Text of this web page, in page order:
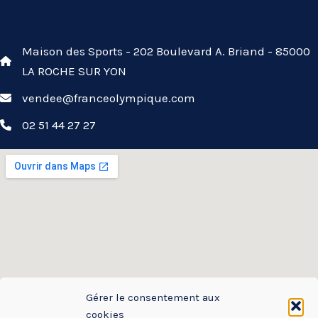
Gérer le consentement aux
cookies
Maison des Sports - 202 Boulevard A. Briand - 85000
LA ROCHE SUR YON
vendee@franceolympique.com
02 51 44 27 27